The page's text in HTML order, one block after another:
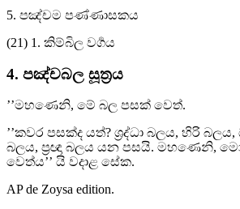
5. පඤ්චම පණ්ණාසකය
(21) 1. කිම්බිල වර්‍ගය
4. පඤ්චබල සූත්‍රය
’’මහණෙනි, මේ බල පසක් වෙත්.
’’කවර පසක්ද යත්? ශ්‍රද්‍ධා බලය, හිරි
බලය, ප්‍රඥා බලය යන පසයි. මහණෙනි,
වෙත්ය’’ යි වදාළ සේක.
AP de Zoysa edition.